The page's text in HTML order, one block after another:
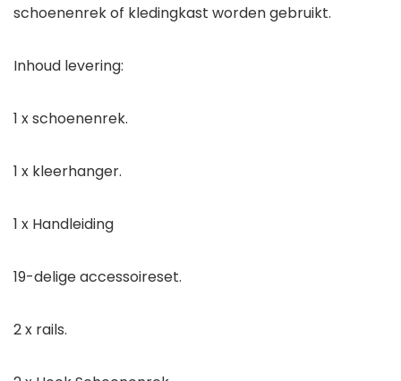
schoenenrek of kledingkast worden gebruikt.
Inhoud levering:
1 x schoenenrek.
1 x kleerhanger.
1 x Handleiding
19-delige accessoireset.
2 x rails.